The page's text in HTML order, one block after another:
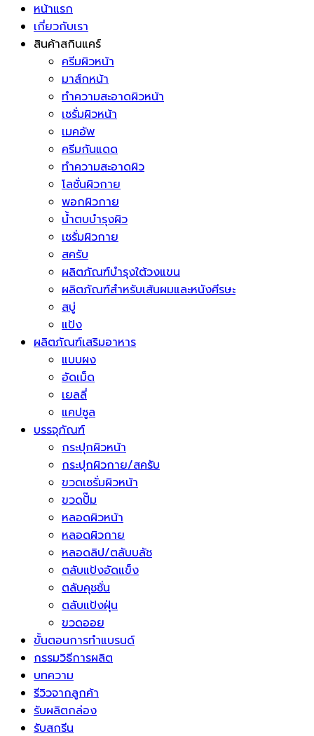
หน้าแรก
เกี่ยวกับเรา
สินค้าสกินแคร์
ครีมผิวหน้า
มาส์กหน้า
ทำความสะอาดผิวหน้า
เซรั่มผิวหน้า
เมคอัพ
ครีมกันแดด
ทำความสะอาดผิว
โลชั่นผิวกาย
พอกผิวกาย
น้ำตบบำรุงผิว
เซรั่มผิวกาย
สครับ
ผลิตภัณฑ์บำรุงใต้วงแขน
ผลิตภัณฑ์สำหรับเส้นผมและหนังศีรษะ
สบู่
แป้ง
ผลิตภัณฑ์เสริมอาหาร
แบบผง
อัดเม็ด
เยลลี่
แคปซูล
บรรจุภัณฑ์
กระปุกผิวหน้า
กระปุกผิวกาย/สครับ
ขวดเซรั่มผิวหน้า
ขวดปั๊ม
หลอดผิวหน้า
หลอดผิวกาย
หลอดลิป/ตลับบลัช
ตลับแป้งอัดแข็ง
ตลับคุชชั่น
ตลับแป้งฝุ่น
ขวดออย
ขั้นตอนการทำแบรนด์
กรรมวิธีการผลิต
บทความ
รีวิวจากลูกค้า
รับผลิตกล่อง
รับสกรีน